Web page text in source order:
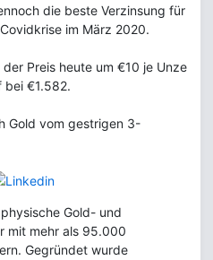
die beste Verzinsung für
im März 2020.
Preis heute um €10 je Unze
bei €1.582.
Gold vom gestrigen 3-
Gold- und
mit mehr als 95.000
Gegründet wurde